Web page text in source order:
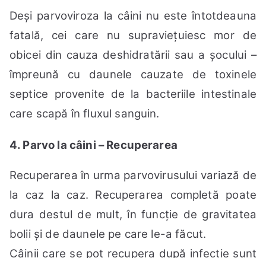
Deși parvoviroza la câini nu este întotdeauna
fatală, cei care nu supraviețuiesc mor de
obicei din cauza deshidratării sau a șocului –
împreună cu daunele cauzate de toxinele
septice provenite de la bacteriile intestinale
care scapă în fluxul sanguin.
4. Parvo la câini – Recuperarea
Recuperarea în urma parvovirusului variază de
la caz la caz. Recuperarea completă poate
dura destul de mult, în funcție de gravitatea
bolii și de daunele pe care le-a făcut.
Câinii care se pot recupera după infecție sunt